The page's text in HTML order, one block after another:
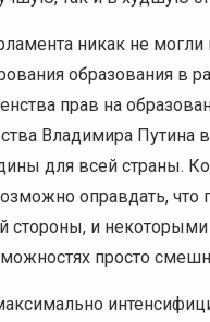
никак не
образования в
прав на
Владимира Путина
для всей страны.
оправдать, что
и
просто